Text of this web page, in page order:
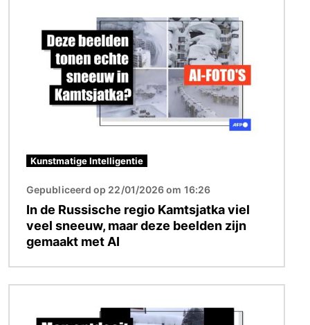
Kunstmatige Intelligentie
Gepubliceerd op 22/01/2026 om 16:26
In de Russische regio Kamtsjatka viel
veel sneeuw, maar deze beelden zijn
gemaakt met AI